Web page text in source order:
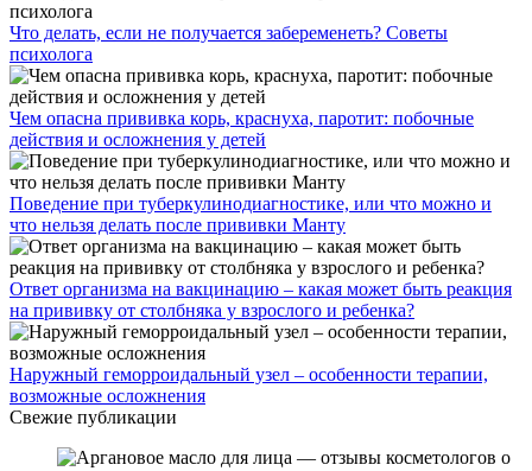
Что делать, если не получается забеременеть? Советы
психолога
Чем опасна прививка корь, краснуха, паротит: побочные
действия и осложнения у детей
Поведение при туберкулинодиагностике, или что можно и
что нельзя делать после прививки Манту
Ответ организма на вакцинацию – какая может быть реакция
на прививку от столбняка у взрослого и ребенка?
Наружный геморроидальный узел – особенности терапии,
возможные осложнения
Свежие публикации